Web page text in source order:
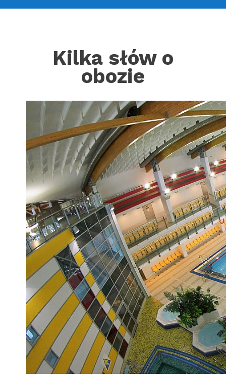
Kilka słów o
obozie